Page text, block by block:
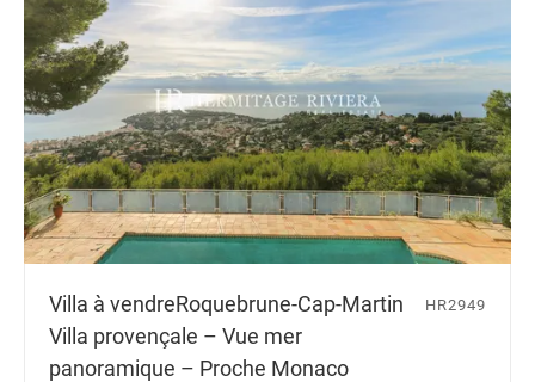
Villa à vendreRoquebrune-Cap-Martin
Villa provençale – Vue mer
panoramique – Proche Monaco
HR2949